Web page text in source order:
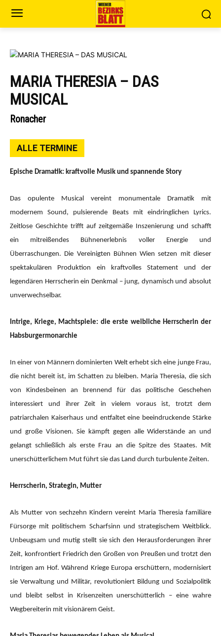
MARIA THERESIA – DAS
MUSICAL
Ronacher
ALLE TERMINE
Epische Dramatik: kraftvolle Musik und spannende Story
Das opulente Musical vereint monumentale Dramatik mit
modernem Sound, pulsierende Beats mit eindringlichen Lyrics.
Zeitlose Geschichte trifft auf zeitgemäße Inszenierung und schafft
ein mitreißendes Bühnenerlebnis voller Energie und
Überraschungen. Die Vereinigten Bühnen Wien setzen mit dieser
spektakulären Produktion ein kraftvolles Statement und der
legendären Herrscherin ein Denkmal – jung, dynamisch und absolut
unverwechselbar.
Intrige, Kriege, Machtspiele: die erste weibliche Herrscherin der
Habsburgermonarchie
In einer von Männern dominierten Welt erhebt sich eine junge Frau,
die nicht bereit ist, im Schatten zu bleiben. Maria Theresia, die sich
von Kindesbeinen an brennend für das politische Geschehen
interessiert und ihrer Zeit in vielem voraus ist, trotzt dem
patriarchalen Kaiserhaus und entfaltet eine beeindruckende Stärke
und große Visionen. Sie kämpft gegen alle Widerstände an und
gelangt schließlich als erste Frau an die Spitze des Staates. Mit
unerschütterlichem Mut führt sie das Land durch turbulente Zeiten.
Herrscherin, Strategin, Mutter
Als Mutter von sechzehn Kindern vereint Maria Theresia familiäre
Fürsorge mit politischem Scharfsinn und strategischem Weitblick.
Unbeugsam und mutig stellt sie sich den Herausforderungen ihrer
Zeit, konfrontiert Friedrich den Großen von Preußen und trotzt den
Intrigen am Hof. Während Kriege Europa erschüttern, modernisiert
sie Verwaltung und Militär, revolutioniert Bildung und Sozialpolitik
und bleibt selbst in Krisenzeiten unerschütterlich – eine wahre
Wegbereiterin mit visionärem Geist.